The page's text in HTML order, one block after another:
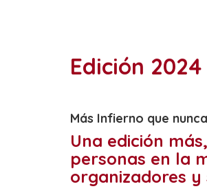
Edición 2024
Más Infierno que
Una edición
personas en la
organizadores